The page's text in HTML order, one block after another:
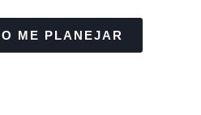
ME PLANEJAR